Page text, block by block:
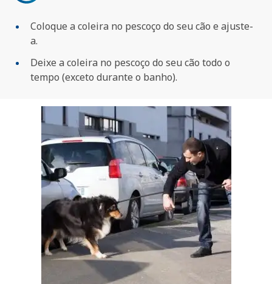
Coloque a coleira no pescoço do seu cão e ajuste-
a.
Deixe a coleira no pescoço do seu cão todo o
tempo (exceto durante o banho).